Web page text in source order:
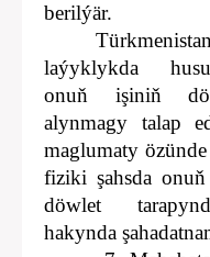
berilýär.
laýyklykda
onuň işiniň
alynmagy talap
maglumaty
fiziki şahsda
döwlet
hakynda